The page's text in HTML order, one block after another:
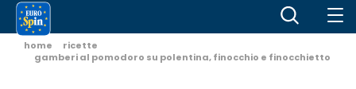
home
ricette
gamberi al pomodoro su polentina, finocchio e finocchietto